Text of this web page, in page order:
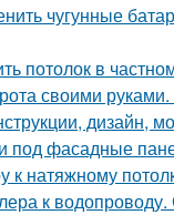
чугунные
потолок в
своими
дизайн,
под фасадные
к натяжному
к